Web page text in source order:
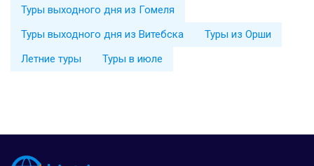
Туры выходного дня из Гомеля
Туры выходного дня из Витебска
Туры из Орши
Летние туры
Туры в июле